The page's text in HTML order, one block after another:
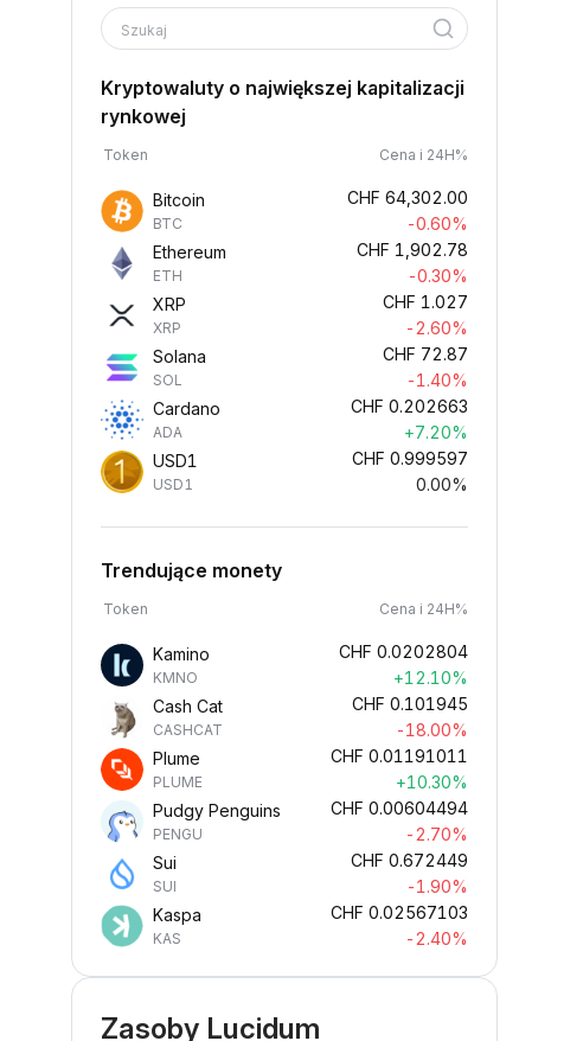
Szukaj
Kryptowaluty o największej kapitalizacji
rynkowej
Token Cena i 24H%
Bitcoin
BTC
CHF 64,302.00
-0.60%
Ethereum
ETH
CHF 1,902.78
-0.30%
XRP
XRP
CHF 1.027
-2.60%
Solana
SOL
CHF 72.87
-1.40%
Cardano
ADA
CHF 0.202663
+7.20%
USD1
USD1
CHF 0.999597
0.00%
Trendujące monety
Token Cena i 24H%
Kamino
KMNO
CHF 0.0202804
+12.10%
Cash Cat
CASHCAT
CHF 0.101945
-18.00%
Plume
PLUME
CHF 0.01191011
+10.30%
Pudgy Penguins
PENGU
CHF 0.00604494
-2.70%
Sui
SUI
CHF 0.672449
-1.90%
Kaspa
KAS
CHF 0.02567103
-2.40%
Zasoby Lucidum